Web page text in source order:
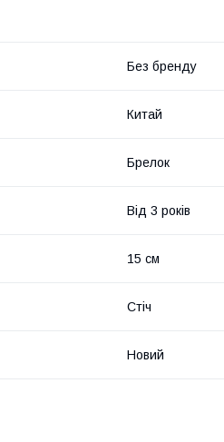
Без бренду
Китай
Брелок
Від 3 років
15 см
Стіч
Новий